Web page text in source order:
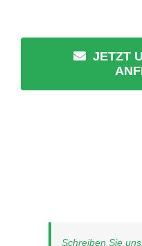
JETZT
Schreiben Sie uns.